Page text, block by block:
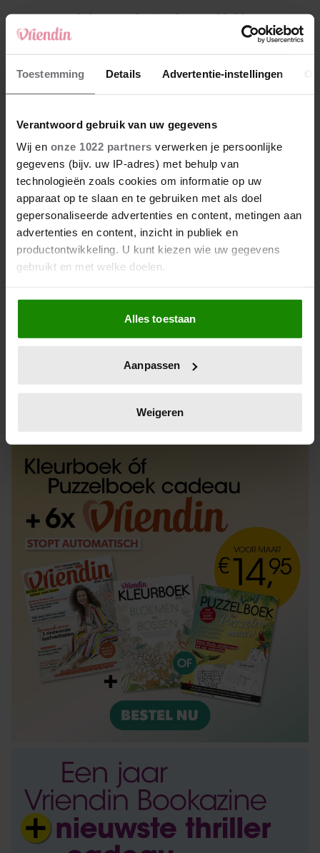
Toestemming Details Advertentie-instellingen
Verantwoord gebruik van uw gegevens
Wij en onze 1022 partners verwerken je persoonlijke
gegevens (bijv. uw IP-adres) met behulp van
technologieën zoals cookies om informatie op uw
apparaat op te slaan en te gebruiken met als doel
gepersonaliseerde advertenties en content, metingen aan
advertenties en content, inzicht in publiek en
productontwikkeling. U kunt kiezen wie uw gegevens
gebruikt en met welke doelen.
Als u het toestaat, willen we ook graag:
Informatie verzamelen over uw geografische
locatie, die tot een paar meter nauwkeurig kan zijn
scannen op specifieke eigenschappen (fingerprinting)
verwerkt en stel uw voorkeuren in het
intrekken in de Cookieverklaring.
We gebruiken cookies om content en advertenties te
personaliseren, om functies voor social media te bieden
en om ons websiteverkeer te analyseren. Ook delen we
informatie over uw gebruik van onze site met onze
partners voor social media, adverteren en analyse. Deze
partners kunnen deze gegevens combineren met andere
informatie die u aan ze heeft verstrekt of die ze hebben
verzameld op basis van uw gebruik van hun services. U
gaat akkoord met onze cookies als u onze website blijft
gebruiken.
Alles toestaan
Aanpassen
Weigeren
4 Makelaar Mandy: ‘Vrijdagavond belde Bart.
Hij sprak eng kalm’
5 Makelaar Mandy: ‘Judith typt… En deze keer
durf ik bijna niet te lezen wat er komt’
Nieuw